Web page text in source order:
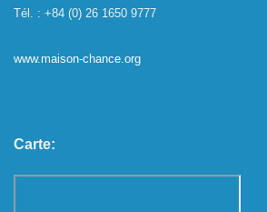
Tél. : +84 (0) 26 1650 9777
www.maison-chance.org
Carte: